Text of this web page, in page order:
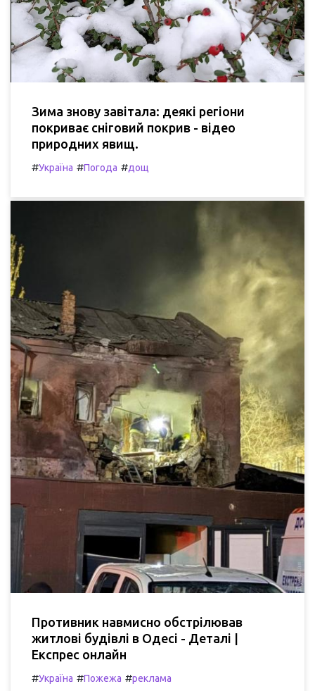
Зима знову завітала: деякі регіони
покриває сніговий покрив - відео
природних явищ.
#Україна #Погода #дощ
Противник навмисно обстрілював
житлові будівлі в Одесі - Деталі |
Експрес онлайн
#Україна #Пожежа #реклама